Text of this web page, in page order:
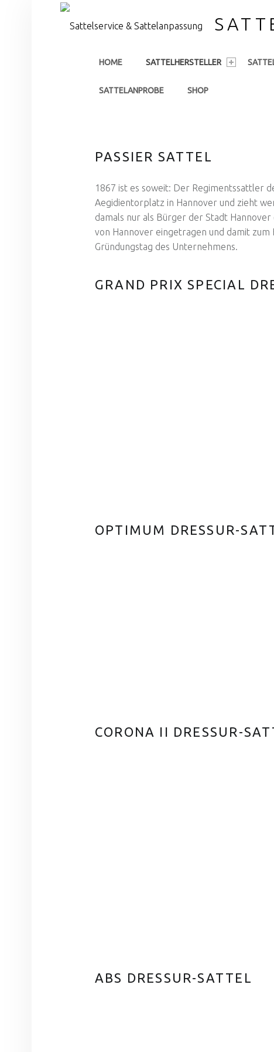
HOME SATTELHERSTELLER
SATTELANPROBE SHOP
PASSIER SATTEL
1867 ist es soweit: Der Regimentssattler
Aegidientorplatz in Hannover und zieht
damals nur als Bürger der Stadt
von Hannover eingetragen und damit
Gründungstag des Unternehmens.
GRAND PRIX SPECIAL
OPTIMUM DRESSUR-
CORONA II DRESSUR-
ABS DRESSUR-SATTEL